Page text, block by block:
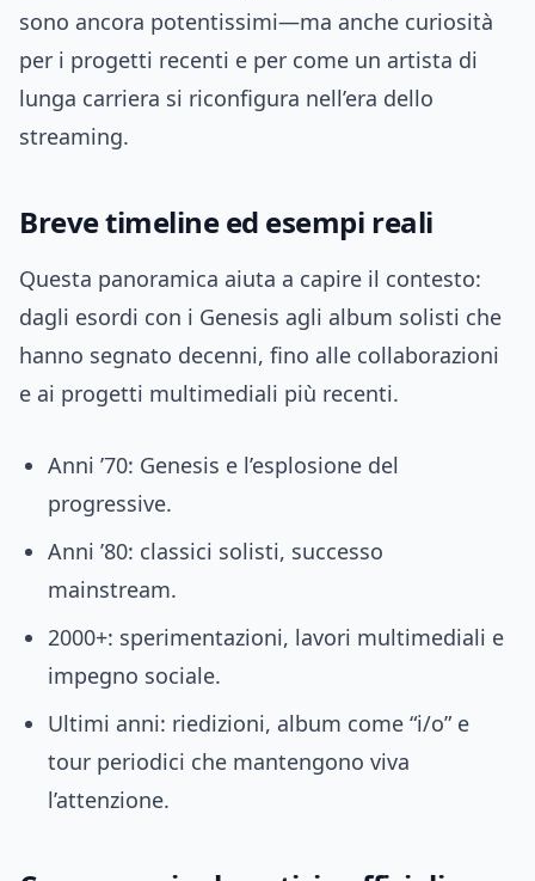
sono ancora potentissimi—ma anche curiosità
per i progetti recenti e per come un artista di
lunga carriera si riconfigura nell’era dello
streaming.
Breve timeline ed esempi reali
Questa panoramica aiuta a capire il contesto:
dagli esordi con i Genesis agli album solisti che
hanno segnato decenni, fino alle collaborazioni
e ai progetti multimediali più recenti.
Anni ’70: Genesis e l’esplosione del
progressive.
Anni ’80: classici solisti, successo
mainstream.
2000+: sperimentazioni, lavori multimediali e
impegno sociale.
Ultimi anni: riedizioni, album come “i/o” e
tour periodici che mantengono viva
l’attenzione.